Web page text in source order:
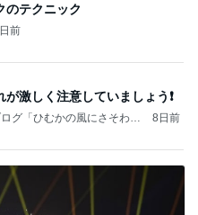
のテクニック
前
激しく注意していましょう❗️
グ「ひむかの風にさそわれ
8日前